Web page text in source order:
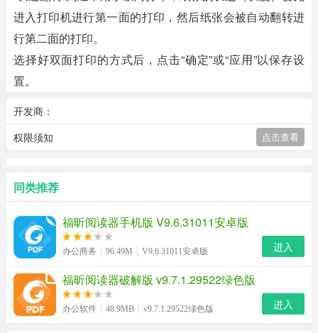
进入打印机进行第一面的打印，然后纸张会被自动翻转进
行第二面的打印。
选择好双面打印的方式后，点击“确定”或“应用”以保存设
置。
开发商：
权限须知
点击查看
同类推荐
福昕阅读器手机版 V9.6.31011安卓版
办公商务 96.49M V9.6.31011安卓版 进入
福昕阅读器破解版 v9.7.1.29522绿色版
办公软件 48.9MB v9.7.1.29522绿色版 进入